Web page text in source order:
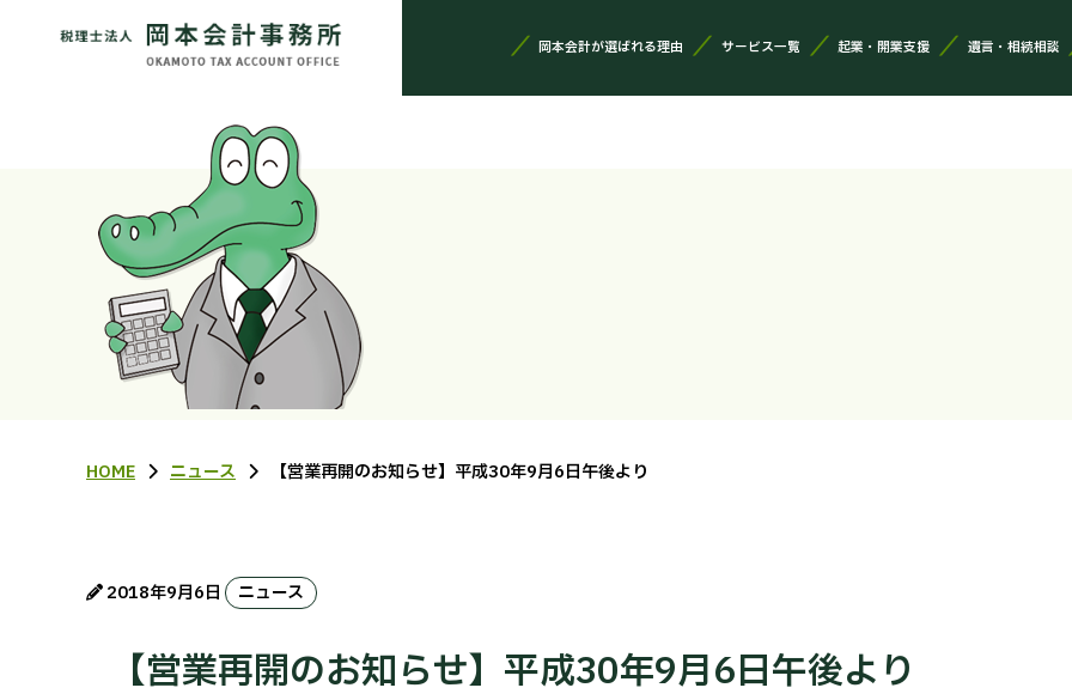
岡本会計が選ばれる理由 サービス一覧 起業・開業支援 遺言・相続相談
HOME ニュース 【営業再開のお知らせ】平成30年9月6日午後より
2018年9月6日 ニュース
【営業再開のお知らせ】平成30年9月6日午後より